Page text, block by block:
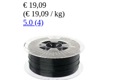
€ 19,09
(€ 19,09 / kg)
5.0 (4)